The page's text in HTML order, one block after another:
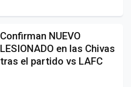
Confirman NUEVO
LESIONADO en las Chivas
tras el partido vs LAFC